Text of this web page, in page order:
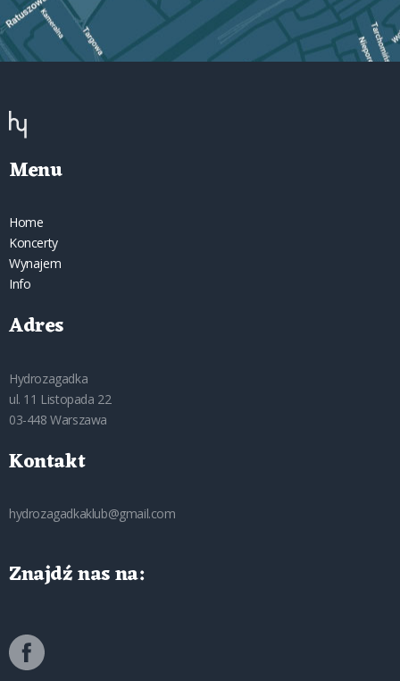
Menu
Home
Koncerty
Wynajem
Info
Adres
Hydrozagadka
ul. 11 Listopada 22
03-448 Warszawa
Kontakt
hydrozagadkaklub@gmail.com
Znajdź nas na: